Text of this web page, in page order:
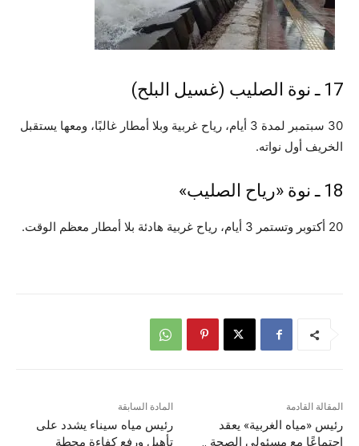
17 ـ نوة الصليب (غسيل البلح)
30 سبتمبر لمدة 3 أيام، رياح غربية وبلا أمطار غالبًا، ومعها يستقبل
الخريف أول نواته.
18 ـ نوة «رياح الصليب»
20 أكتوبر وتستمر 3 أيام، رياح غربية هادئة بلا أمطار معظم الوقت.
المادة السابقة
رئيس مياه سيناء يشدد على
تأهيل ورفع كفاءة محطة
المقالة القادمة
رئيس «مياه الغربية» يعقد
اجتماعًا مع مسئولي الصحة ..